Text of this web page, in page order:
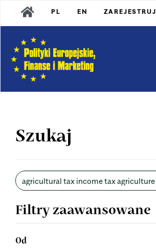
Main
Navigation
Content
Sidebar
PL EN ZAREJESTRUJ
Szukaj
Wyszukaj
w
Filtry zaawansowane
Od